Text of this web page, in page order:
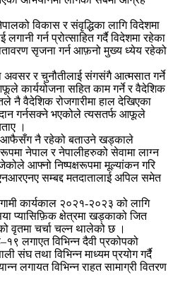
विकास र संवृद्धिका लागि विदेशमा
गर्न प्रोत्साहित गर्दै विदेशमा रहेका
सृजना गर्न आफ़नो मुख्य ध्येय रहेको
अवसर र चुनौतीलाई संगसंगै आत्मसात गर्ने
कार्ययोजना सहित काम गर्ने र वैदेशिक
नै वैदेशिक रोजगारीमा हाल देखिएका
गर्नसक्ने भएकोले त्यसतर्फ आफूले
।
आफैसँग नै रहेको बताउने खड्काले
नेपाल र नेपालीहरुको सेवामा लाग्न
आफ्नो निष्पक्षरूपमा मूल्यांकन गरि
सम्बद्द मतदातालाई अपिल समेत
कार्यकाल २०२१-२०२३ को लागि
प्यासिफ़िक क्षेत्रमा खड्काको जित
वृतमा चर्चा चल्न थालेको छ ।
लगाएत विभिन्न दैवी प्रकोपको
संघ तथा विभिन्न माध्यम प्रयोग गर्दै
लगायत विभिन्न राहत सामाग्री वितरण